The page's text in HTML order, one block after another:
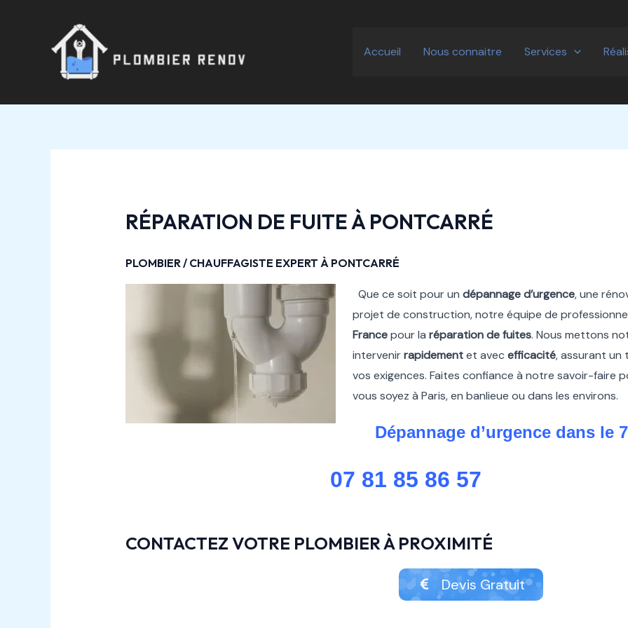
Accueil Nous connaitre Services
RÉPARATION DE FUITE À PONTCARRÉ
PLOMBIER / CHAUFFAGISTE EXPERT À PONTCARRÉ
Que ce soit pour un dépannage d’urgence, une
projet de construction, notre équipe de
Francepour la réparation de fuites. Nous mettons
intervenirrapidementet avec efficacité, assurant un
vos exigences. Faites confiance à notre savoir-faire
vous soyez à Paris, en banlieue ou dans les environs.
Dépannage d’urgence dans le
07 81 85 86 57
CONTACTEZ VOTRE PLOMBIER À PROXIMITÉ
Devis Gratuit
des
articles